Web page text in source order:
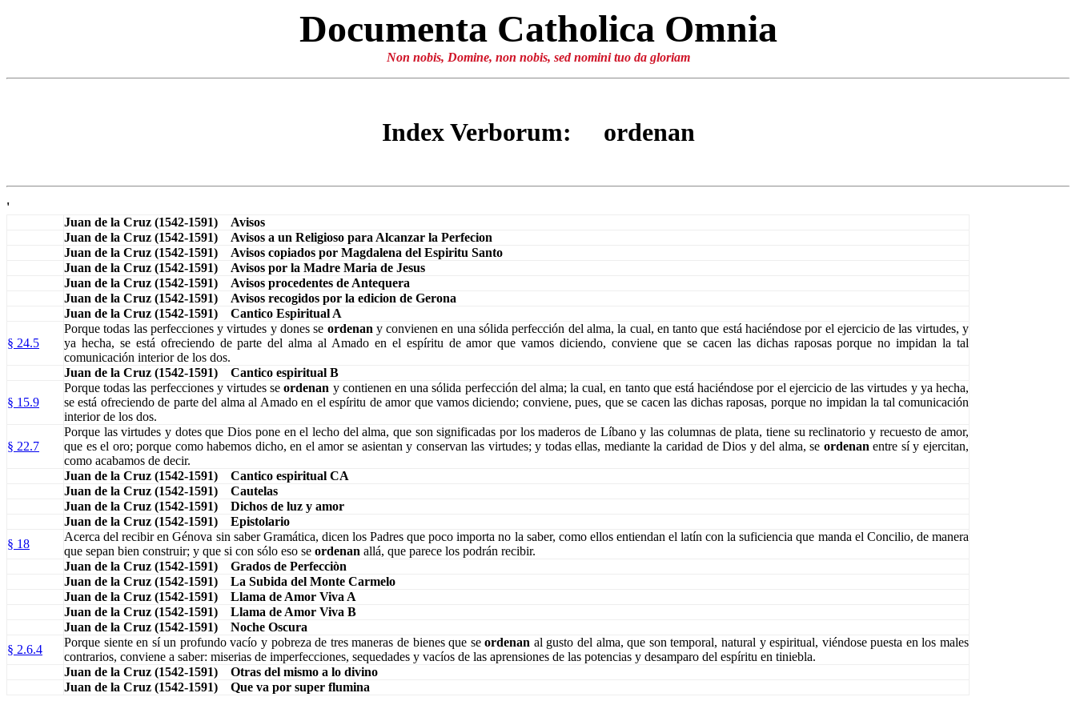
Documenta Catholica Omnia
Non nobis, Domine, non nobis, sed nomini tuo da gloriam
Index Verborum: ordenan
'
Juan de la Cruz (1542-1591) Avisos
Juan de la Cruz (1542-1591) Avisos a un Religioso para Alcanzar la Perfecion
Juan de la Cruz (1542-1591) Avisos copiados por Magdalena del Espiritu Santo
Juan de la Cruz (1542-1591) Avisos por la Madre Maria de Jesus
Juan de la Cruz (1542-1591) Avisos procedentes de Antequera
Juan de la Cruz (1542-1591) Avisos recogidos por la edicion de Gerona
Juan de la Cruz (1542-1591) Cantico Espiritual A
§ 24.5
Porque todas las perfecciones y virtudes y dones se ordenan y convienen en una sólida perfección del alma, la cual, en tanto que está haciéndose por el ejercicio de las virtudes, y
ya hecha, se está ofreciendo de parte del alma al Amado en el espíritu de amor que vamos diciendo, conviene que se cacen las dichas raposas porque no impidan la tal
comunicación interior de los dos.
Juan de la Cruz (1542-1591) Cantico espiritual B
§ 15.9
Porque todas las perfecciones y virtudes seordenan y contienen en una sólida perfección del alma; la cual, en tanto que está haciéndose por el ejercicio de las virtudes y ya hecha,
se está ofreciendo de parte del alma al Amado en el espíritu de amor que vamos diciendo; conviene, pues, que se cacen las dichas raposas, porque no impidan la tal comunicación
interior de los dos.
§ 22.7
Porque las virtudes y dotes que Dios pone en el lecho del alma, que son significadas por los maderos de Líbano y las columnas de plata, tiene su reclinatorio y recuesto de amor,
que es el oro; porque como habemos dicho, en el amor se asientan y conservan las virtudes; y todas ellas, mediante la caridad de Dios y del alma, se ordenan entre sí y ejercitan,
como acabamos de decir.
Juan de la Cruz (1542-1591) Cantico espiritual CA
Juan de la Cruz (1542-1591) Cautelas
Juan de la Cruz (1542-1591) Dichos de luz y amor
Juan de la Cruz (1542-1591) Epistolario
§ 18
Acerca del recibir en Génova sin saber Gramática, dicen los Padres que poco importa no la saber, como ellos entiendan el latín con la suficiencia que manda el Concilio, de manera
que sepan bien construir; y que si con sólo eso se ordenan allá, que parece los podrán recibir.
Juan de la Cruz (1542-1591) Grados de Perfecciòn
Juan de la Cruz (1542-1591) La Subida del Monte Carmelo
Juan de la Cruz (1542-1591) Llama de Amor Viva A
Juan de la Cruz (1542-1591) Llama de Amor Viva B
Juan de la Cruz (1542-1591) Noche Oscura
§ 2.6.4
Porque siente en sí un profundo vacío y pobreza de tres maneras de bienes que seordenan al gusto del alma, que son temporal, natural y espiritual, viéndose puesta en los males
contrarios, conviene a saber: miserias de imperfecciones, sequedades y vacíos de las aprensiones de las potencias y desamparo del espíritu en tiniebla.
Juan de la Cruz (1542-1591) Otras del mismo a lo divino
Juan de la Cruz (1542-1591) Que va por super flumina